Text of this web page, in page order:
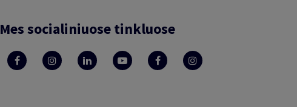
Mes socialiniuose tinkluose